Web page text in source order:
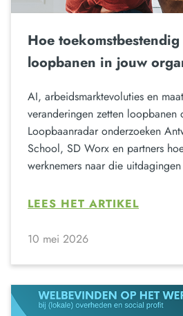
Hoe
loopbanen in jouw
AI, arbeidsmarktevoluties en
veranderingen zetten
Loopbaanradar onderzoeken
School, SD Worx en partners
werknemers naar die
LEES HET ARTIKEL
10 mei 2026